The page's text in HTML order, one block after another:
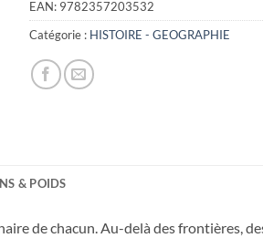
EAN: 9782357203532
Catégorie : HISTOIRE - GEOGRAPHIE
& POIDS
de chacun. Au-delà des frontières,